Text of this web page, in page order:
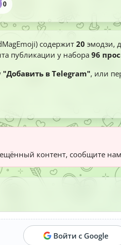
0
содержит 20 эмодзи,
публикации у набора 96
"Добавить в Telegram", или
контент, сообщите
Войти с Google